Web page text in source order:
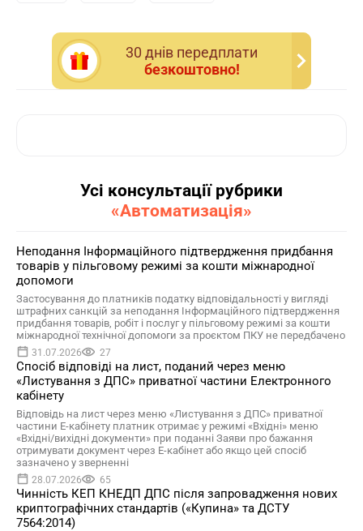
30 днiв передплати
безкоштовно!
Усі консультації рубрики
«Автоматизація»
Неподання Інформаційного підтвердження придбання
товарів у пільговому режимі за кошти міжнародної
допомоги
Застосування до платників податку відповідальності у вигляді
штрафних санкцій за неподання Інформаційного підтвердження
придбання товарів, робіт і послуг у пільговому режимі за кошти
міжнародної технічної допомоги за проєктом ПКУ не передбачено
31.07.2026 27
Спосіб відповіді на лист, поданий через меню
«Листування з ДПС» приватної частини Електронного
кабінету
Відповідь на лист через меню «Листування з ДПС» приватної
частини Е-кабінету платник отримає у режимі «Вхідні» меню
«Вхідні/вихідні документи» при поданні Заяви про бажання
отримувати документ через Е-кабінет або якщо цей спосіб
зазначено у зверненні
28.07.2026 65
Чинність КЕП КНЕДП ДПС після запровадження нових
криптографічних стандартів («Купина» та ДСТУ
7564:2014)